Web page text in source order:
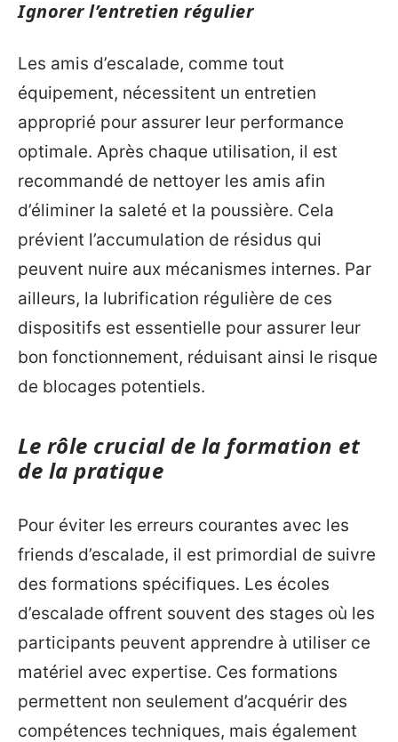
Ignorer l’entretien régulier
Les amis d’escalade, comme tout
équipement, nécessitent un entretien
approprié pour assurer leur performance
optimale. Après chaque utilisation, il est
recommandé de nettoyer les amis afin
d’éliminer la saleté et la poussière. Cela
prévient l’accumulation de résidus qui
peuvent nuire aux mécanismes internes. Par
ailleurs, la lubrification régulière de ces
dispositifs est essentielle pour assurer leur
bon fonctionnement, réduisant ainsi le risque
de blocages potentiels.
Le rôle crucial de la formation et
de la pratique
Pour éviter les erreurs courantes avec les
friends d’escalade, il est primordial de suivre
des formations spécifiques. Les écoles
d’escalade offrent souvent des stages où les
participants peuvent apprendre à utiliser ce
matériel avec expertise. Ces formations
permettent non seulement d’acquérir des
compétences techniques, mais également